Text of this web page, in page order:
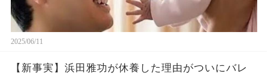
2025/06/11
【新事実】浜田雅功が休養した理由がついにバレ